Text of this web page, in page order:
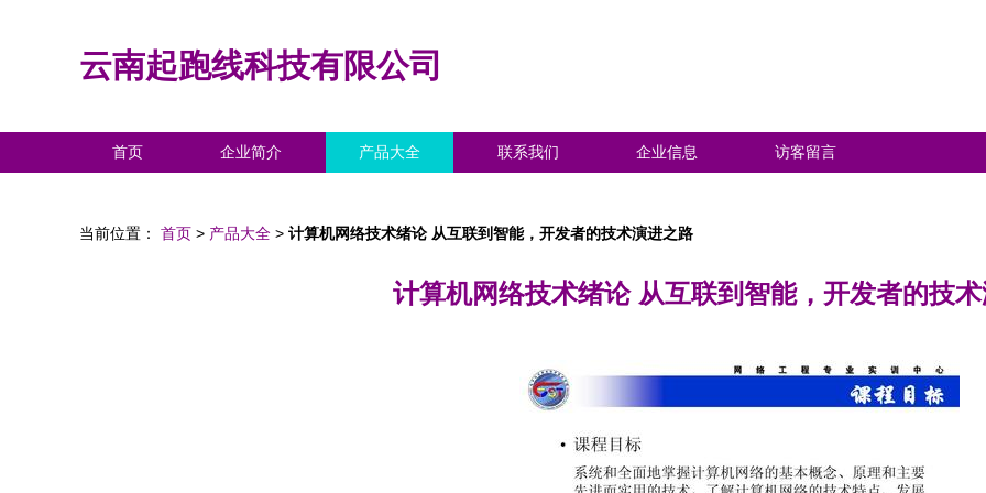
云南起跑线科技有限公司
首页 企业简介 产品大全 联系我们 企业信息 访客留言
当前位置： 首页 > 产品大全 > 计算机网络技术绪论 从互联到智能，开发者的技术演进之路
计算机网络技术绪论 从互联到智能，开发者的技